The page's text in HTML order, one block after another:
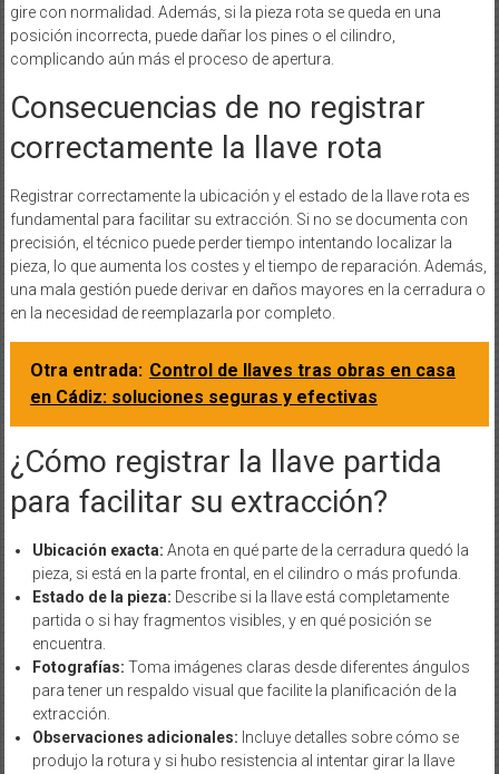
gire con normalidad. Además, si la pieza rota se queda en una
posición incorrecta, puede dañar los pines o el cilindro,
complicando aún más el proceso de apertura.
Consecuencias de no registrar
correctamente la llave rota
Registrar correctamente la ubicación y el estado de la llave rota es
fundamental para facilitar su extracción. Si no se documenta con
precisión, el técnico puede perder tiempo intentando localizar la
pieza, lo que aumenta los costes y el tiempo de reparación. Además,
una mala gestión puede derivar en daños mayores en la cerradura o
en la necesidad de reemplazarla por completo.
Otra entrada: Control de llaves tras obras en casa
en Cádiz: soluciones seguras y efectivas
¿Cómo registrar la llave partida
para facilitar su extracción?
Ubicación exacta: Anota en qué parte de la cerradura quedó la
pieza, si está en la parte frontal, en el cilindro o más profunda.
Estado de la pieza: Describe si la llave está completamente
partida o si hay fragmentos visibles, y en qué posición se
encuentra.
Fotografías: Toma imágenes claras desde diferentes ángulos
para tener un respaldo visual que facilite la planificación de la
extracción.
Observaciones adicionales: Incluye detalles sobre cómo se
produjo la rotura y si hubo resistencia al intentar girar la llave